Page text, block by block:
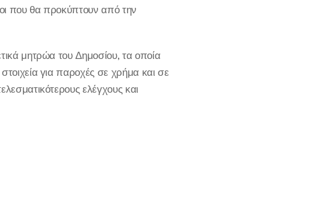
που θα προκύπτουν από την
μητρώα του Δημοσίου, τα οποία
για παροχές σε χρήμα και σε
ελέγχους και